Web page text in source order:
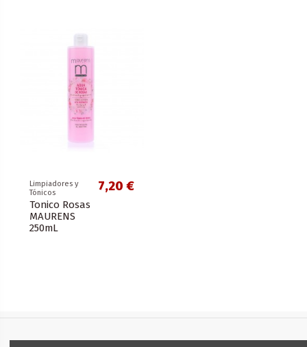
Limpiadores y
Tónicos
Tonico Rosas
MAURENS
250mL
7,20 €